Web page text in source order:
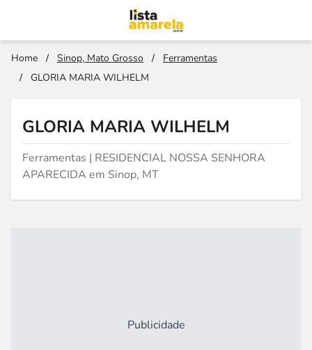
Home / Sinop, Mato Grosso /
Ferramentas
/
GLORIA MARIA WILHELM
GLORIA MARIA WILHELM
Ferramentas | RESIDENCIAL NOSSA SENHORA
APARECIDA em Sinop, MT
Publicidade